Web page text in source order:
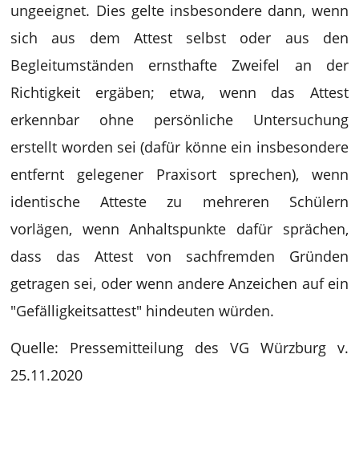
ungeeignet. Dies gelte insbesondere dann, wenn
sich aus dem Attest selbst oder aus den
Begleitumständen ernsthafte Zweifel an der
Richtigkeit ergäben; etwa, wenn das Attest
erkennbar ohne persönliche Untersuchung
erstellt worden sei (dafür könne ein insbesondere
entfernt gelegener Praxisort sprechen), wenn
identische Atteste zu mehreren Schülern
vorlägen, wenn Anhaltspunkte dafür sprächen,
dass das Attest von sachfremden Gründen
getragen sei, oder wenn andere Anzeichen auf ein
"Gefälligkeitsattest" hindeuten würden.
Quelle: Pressemitteilung des VG Würzburg v.
25.11.2020